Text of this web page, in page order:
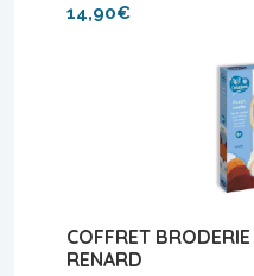
14,90€
COFFRET
RENARD